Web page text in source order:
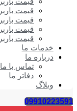
قیمت
قیمت
قیمت
قیمت
خدمات ما
درباره ما
تماس با ما
دفاتر ما
وبلاگ
09910223591